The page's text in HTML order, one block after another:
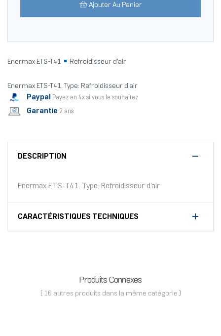
Ajouter Au Panier
Enermax ETS-T41 Refroidisseur d'air
Enermax ETS-T41. Type: Refroidisseur d'air
Paypal Payez en 4x si vous le souhaitez
Garantie 2 ans
DESCRIPTION
Enermax ETS-T41. Type: Refroidisseur d'air
CARACTÉRISTIQUES TECHNIQUES
Produits Connexes
( 16 autres produits dans la même catégorie )